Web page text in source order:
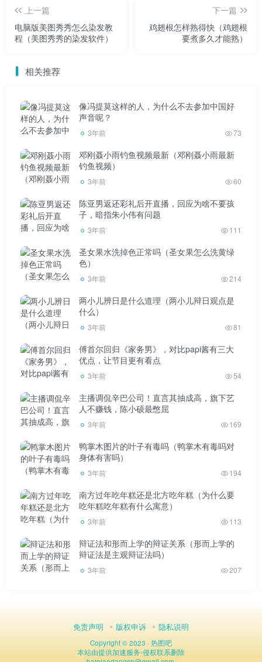
上一篇
电脑版美图秀秀怎么染发教
程（美图秀秀的染发软件）
下一篇
鸡翅根怎样熟得快（鸡翅根
要煮多久才能熟）
相关推荐
像冯提莫这样的人，为什么不去参加中国好
声音呢？
3年前 73
邓刚聂小雨钓鱼视频最新（邓刚聂小雨最新
钓鱼视频）
3年前 60
陈亚男返还彩礼后开直播，回应为啥不要孩
子，暗指朱小伟有问题
3年前 111
圣女果水洗掉色正常吗（圣女果怎么洗黄绿
色）
3年前 214
两小儿辨日是什么道理（两小儿辩日观点是
什么）
3年前 81
傅首尔回归《家务男》，对比papi酱有三大
优点，让节目更有看点
3年前 54
主播调侃辛巴公司！直言其抽成高，旗下艺
人不赚钱，陈小硕最憋屈
3年前 169
鸭掌木图片的叶子有毒吗（鸭掌木有毒吗对
身体有害吗）
3年前 194
南方过年吃年糕还是北方吃年糕（为什么要
吃年糕吃年糕有什么寓意）
3年前 113
辩证法和形而上学的辩证关系（形而上学的
辩证法是主观辩证法吗）
3年前 207
免责声明 版权申诉 隐私说明
Copyright © 2023 ·热图吧
本站由提供加速服务-侵权联系删除